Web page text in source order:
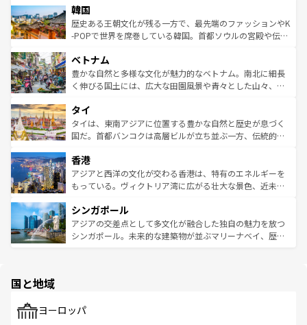
はコンテンツ一覧
いる。アクティビティも充実しており、サーフィンやダイ
ビング、ハイキングなど、アウトドア好きにはたまらな
い。オーストラリアの多彩な魅力を存分に味わいつくそ
参照してほしい。
ン）、静ひつな山岳地帯である台湾東部など、都市の喧騒
と山間の静けさが共存しており、訪れる人に新しい発見と
驚きをもたらしてくれる。また、奥深い台湾の食文化も魅
容にもいいと評判のスイーツなど、バラエティ豊かな料理
が味わえる。 なお、新着の台湾情報は コンテンツ一覧を参
照してほしい。
韓国
歴史ある王朝文化が残る一方で、最先端のファッションやK
-POPで世界を席巻している韓国。首都ソウルの宮殿や伝統
き、地方に足を延ばせば四季折々の自然美を楽しむことが
できる。そして、キムチや焼肉、絶品のストリートフード
まで、さまざまな韓国料理が待っている。夜には、韓国な
リティに包まれながら、韓国の多彩な魅力を心ゆくまで味
わってみてほしい。 なお、新着の韓国情報はコンテンツ一
覧を参照してほしい。
ベトナム
豊かな自然と多様な文化が魅力的なベトナム。南北に細長
く伸びる国土には、広大な田園風景や青々とした山々、世
急速な発展と共に伝統が息づく。ハノイの古い町並みやホ
ーチミン市のフランス統治時代の建物も、独特の雰囲気を
醸し出している。また、バラエティの豊かさとおいしさで
とつ。フォーやバインミー、ベトナムコーヒーなどは、ぜ
ひ現地で味わいたい。どの地域を訪れてもあたたかい人々
が旅行者を迎えてくれるので、きっと忘れられない旅にな
参照してほしい。
タイ
タイは、東南アジアに位置する豊かな自然と歴史が息づく
国だ。首都バンコクは高層ビルが立ち並ぶ一方、伝統的な
の活気が交差している。北部ではチェンマイなどの山岳地
帯で自然と触れ合い、南部ではプーケットやクラビの美し
いビーチでリゾート気分を楽しむことができる。タイ料理
激する。気候は一年中温暖で、どの季節にも異なる楽しみ
が待っている。親しみやすいタイの人々、仏教を中心とし
た文化、そして多様な観光資源が、訪れる旅人を魅了し続
香港
アジアと西洋の文化が交わる香港は、特有のエネルギーを
もっている。ヴィクトリア湾に広がる壮大な景色、近未来
み、どこを訪れても感動するはず。観光スポットが密集し
ており、効率よく見どころを回れるのも魅力。息をのむよ
うな絶景から文化的な体験まで、香港を存分に楽しみ尽く
シンガポール
アジアの交差点として多文化が融合した独自の魅力を放つ
シンガポール。未来的な建築物が並ぶマリーナベイ、歴史
で、ホーカーズは地元の風情を楽しめる外せないスポット
国と地域
ヨーロッパ